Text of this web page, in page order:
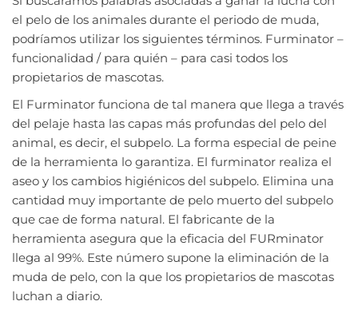
el pelo de los animales durante el periodo de muda,
podríamos utilizar los siguientes términos. Furminator –
funcionalidad / para quién – para casi todos los
propietarios de mascotas.
El Furminator funciona de tal manera que llega a través
del pelaje hasta las capas más profundas del pelo del
animal, es decir, el subpelo. La forma especial de peine
de la herramienta lo garantiza. El furminator realiza el
aseo y los cambios higiénicos del subpelo. Elimina una
cantidad muy importante de pelo muerto del subpelo
que cae de forma natural. El fabricante de la
herramienta asegura que la eficacia del FURminator
llega al 99%. Este número supone la eliminación de la
muda de pelo, con la que los propietarios de mascotas
luchan a diario.